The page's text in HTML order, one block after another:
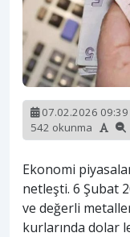
07.02.2026 09:39
542 okunma
Ekonomi
netleşti. 6 Şubat
ve değerli
kurlarında dolar